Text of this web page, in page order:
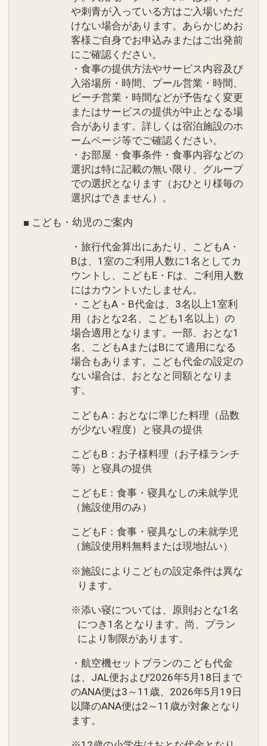
や刺青が入っている方はご入場いただ
けない場合があります。あらかじめお
客様ご自身でお申込みまたはご出発前
にご確認ください。
・食事の提供方法やサービス内容及び
入浴場所・時間、プール営業・時間、
ビーチ営業・時間などが予告なく変更
またはサービスの提供が中止となる場
合があります。詳しくは宿泊施設のホ
ームページ等でご確認ください。
・お部屋・食事条件・食事内容などの
選択は特に記載の無い限り、グループ
での選択となります（おひとり様毎の
選択はできません）。
■ こども・幼児のご案内
・旅行代金算出にあたり、こどもA・
Bは、1室のご利用人数に1名としてカ
ウントし、こどもE・Fは、ご利用人数
にはカウントいたしません。
・こどもA・B代金は、3名以上1室利
用（おとな2名、こども1名以上）の
場合適用となります。一部、おとな1
名、こどもAまたはBにて適用になる
場合もあります。こども代金の設定の
ない場合は、おとなと同額となりま
す。
こどもA：おとなに準じた料理（品数
が少ない程度）と寝具の提供
こどもB：お子様料理（お子様ランチ
等）と寝具の提供
こどもE：食事・寝具なしの未就学児
（施設使用のみ）
こどもF：食事・寝具なしの未就学児
（施設使用料無料または現地払い）
※施設によりこどもの設定条件は異な
ります。
※添い寝については、原則おとな1名
につき1名となります。尚、プラン
により制限があります。
・航空機セットプランのこども代金
は、JAL便および2026年5月18日まで
のANA便は3～11歳、2026年5月19日
以降のANA便は2～11歳が対象となり
ます。